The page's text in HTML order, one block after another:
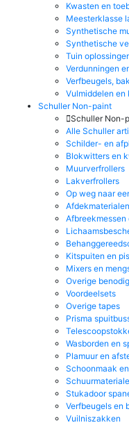
Kwasten en
Meesterklasse
Synthetische
Synthetische
Tuin
Verdunningen
Verfbeugels,
Vulmiddelen en
Schuller Non-paint
Schuller Non-
Alle Schuller
Schilder- en
Blokwitters en
Muurverfrollers
Lakverfrollers
Op weg naar
Afdekmaterialen
Afbreekmessen
Kitspuiten en
Mixers en
Overige
Voordeelsets
Overige tapes
Prisma
Wasborden en
Plamuur en
Schoonmaak
Stukadoor
Verfbeugels en
Vuilniszakken